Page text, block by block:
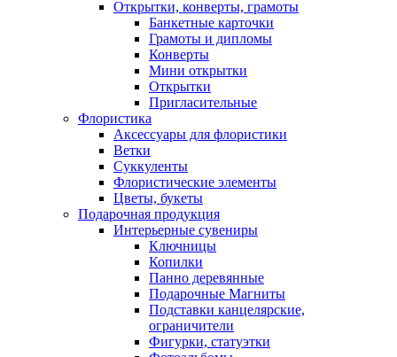
Открытки, конверты, грамоты
Банкетные карточки
Грамоты и дипломы
Конверты
Мини открытки
Открытки
Пригласительные
Флористика
Аксессуары для флористики
Ветки
Суккуленты
Флористические элементы
Цветы, букеты
Подарочная продукция
Интерьерные сувениры
Ключницы
Копилки
Панно деревянные
Подарочные Магниты
Подставки канцелярские,
ограничители
Фигурки, статуэтки